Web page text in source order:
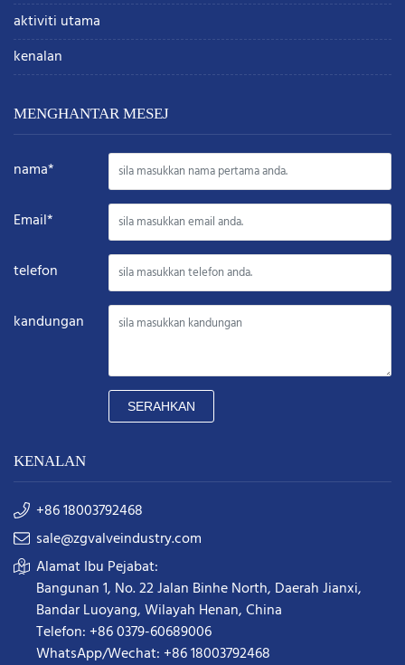
aktiviti utama
kenalan
MENGHANTAR MESEJ
nama*
Email*
telefon
kandungan
SERAHKAN
KENALAN
+86 18003792468
sale@zgvalveindustry.com
Alamat Ibu Pejabat:
Bangunan 1, No. 22 Jalan Binhe North, Daerah Jianxi,
Bandar Luoyang, Wilayah Henan, China
Telefon: +86 0379-60689006
WhatsApp/Wechat: +86 18003792468